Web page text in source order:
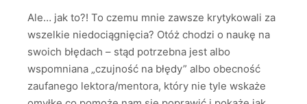
Ale… jak to?! To czemu mnie zawsze krytykowali za
wszelkie niedociągnięcia? Otóż chodzi o naukę na
swoich błędach – stąd potrzebna jest albo
wspomniana „czujność na błędy” albo obecność
zaufanego lektora/mentora, który nie tyle wskaże